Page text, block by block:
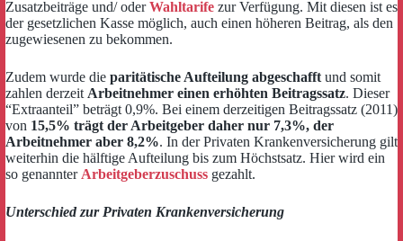
Zusatzbeiträge und/ oderWahltarife zur Verfügung. Mit diesen ist es
der gesetzlichen Kasse möglich, auch einen höheren Beitrag, als den
zugewiesenen zu bekommen.
Zudem wurde die paritätische Aufteilung abgeschafft und somit
zahlen derzeit Arbeitnehmer einen erhöhten Beitragssatz. Dieser
“Extraanteil” beträgt 0,9%. Bei einem derzeitigen Beitragssatz (2011)
von 15,5% trägt der Arbeitgeber daher nur 7,3%, der
Arbeitnehmer aber 8,2%. In der Privaten Krankenversicherung gilt
weiterhin die hälftige Aufteilung bis zum Höchstsatz. Hier wird ein
so genannter Arbeitgeberzuschuss gezahlt.
Unterschied zur Privaten Krankenversicherung